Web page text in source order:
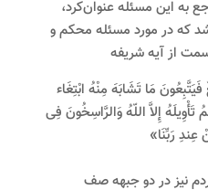
به این مسئله عنوان‌کرد،
باشد که در مورد مسئله محکم و
از آیه شریفه
مَا تَشَابَهَ مِنْهُ ابْتِغَاء
تَأْوِیلَهُ إِلاَّ اللّهُ وَالرَّاسِخُونَ فِی
عِندِ رَبِّنَا»
نیز در دو جبهه صف